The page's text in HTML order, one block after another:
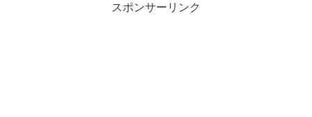
スポンサーリンク